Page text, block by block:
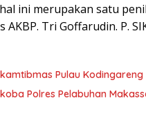
ini merupakan satu
Tri Goffarudin. P.
Pulau
Polres Pelabuhan